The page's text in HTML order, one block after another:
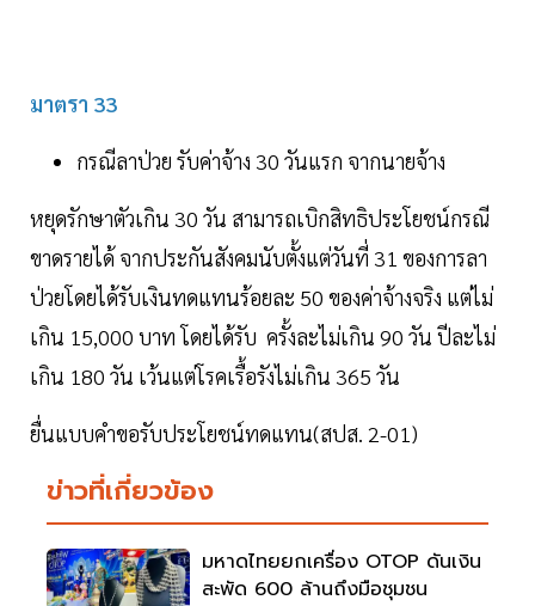
มาตรา 33
กรณีลาป่วย รับค่าจ้าง 30 วันแรก จากนายจ้าง
หยุดรักษาตัวเกิน 30 วัน สามารถเบิกสิทธิประโยชน์กรณี
ขาดรายได้ จากประกันสังคมนับตั้งแต่วันที่ 31 ของการลา
ป่วยโดยได้รับเงินทดแทนร้อยละ 50 ของค่าจ้างจริง แต่ไม่
เกิน 15,000 บาท โดยได้รับ ครั้งละไม่เกิน 90 วัน ปีละไม่
เกิน 180 วัน เว้นแต่โรคเรื้อรังไม่เกิน 365 วัน
ยื่นแบบคำขอรับประโยชน์ทดแทน(สปส. 2-01)
ข่าวที่เกี่ยวข้อง
มหาดไทยยกเครื่อง OTOP ดันเงิน
สะพัด 600 ล้านถึงมือชุมชน